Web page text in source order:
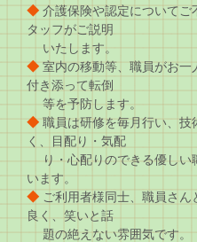
◆ 介護保険や認定についてご
タッフがご説明
いたします。
◆ 室内の移動等、職員がお一
付き添って転倒
等を予防します。
◆ 職員は研修を毎月行い、技
く、目配り・気配
り・心配りのできる優しい
います。
◆ ご利用者様同士、職員さん
良く、笑いと話
題の絶えない雰囲気です。